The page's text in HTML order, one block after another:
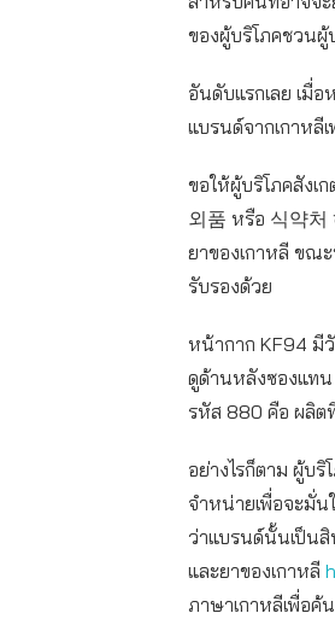
ของผู้บริโภคชวนผู้
อันดับแรกเลย เมื่
แบรนด์จากเกาหลี
ขอให้ผู้บริโภคสังเ
외품 หรือ 식약처
ยาของเกาหลี ขณ
รับรองด้วย
หน้ากาก KF94 มี
ดูด้านหลังซองแทน
รหัส 880 คือ ผลิต
อย่างไรก็ตาม ผู้บ
จำหน่ายเพื่อจะมั่
ว่าแบรนด์นั้นเป็นสิ
และยาของเกาหลี
ภาษาเกาหลีเพื่อ